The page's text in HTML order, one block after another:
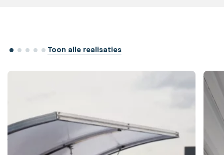
Toon alle realisaties